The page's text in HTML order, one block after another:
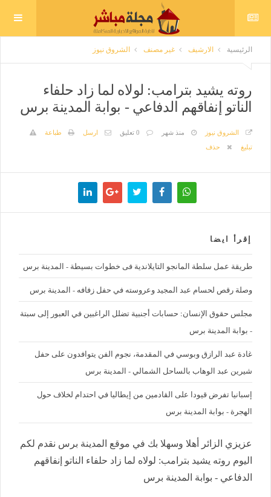
الرئيسية الارشيف غير مصنف الشروق نيوز
روته يشيد بترامب: لولاه لما زاد حلفاء
الناتو إنفاقهم الدفاعي - بوابة المدينة برس
الشروق نيوز منذ شهر 0 تعليق ارسل
طباعة
تبليغ
حذف
إقرأ ايضا
طريقة عمل سلطة المانجو التايلاندية فى خطوات بسيطة - المدينة برس
وصلة رقص لحسام عبد المجيد وعروسته في حفل زفافه - المدينة برس
مجلس حقوق الإنسان: حسابات أجنبية تضلل الراغبين في العبور إلى سبتة
- بوابة المدينة برس
غادة عبد الرازق وبوسي في المقدمة، نجوم الفن يتوافدون على حفل
شيرين عبد الوهاب بالساحل الشمالي - المدينة برس
إسبانيا تفرض قيودا على القادمين من إيطاليا في احتدام لخلاف حول
الهجرة - بوابة المدينة برس
عزيزي الزائر أهلا وسهلا بك في موقع المدينة برس نقدم لكم
اليوم روته يشيد بترامب: لولاه لما زاد حلفاء الناتو إنفاقهم
الدفاعي - بوابة المدينة برس